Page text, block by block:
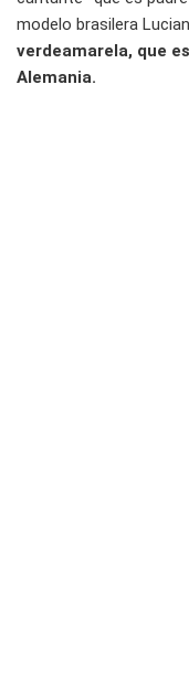
modelo brasilera
verdeamarela, que
Alemania.